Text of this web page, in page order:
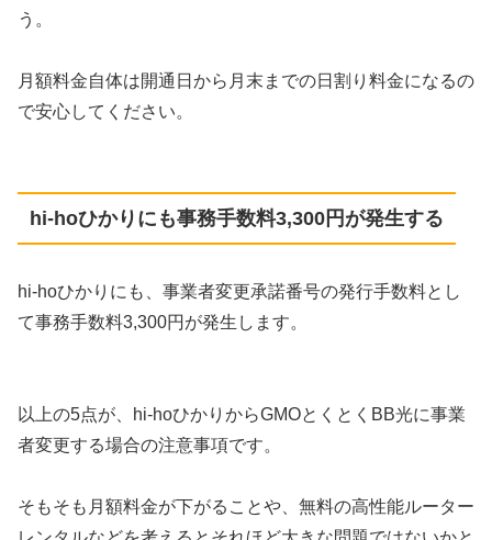
う。
月額料金自体は開通日から月末までの日割り料金になるの
で安心してください。
hi-hoひかりにも事務手数料3,300円が発生する
hi-hoひかりにも、事業者変更承諾番号の発行手数料とし
て事務手数料3,300円が発生します。
以上の5点が、hi-hoひかりからGMOとくとくBB光に事業
者変更する場合の注意事項です。
そもそも月額料金が下がることや、無料の高性能ルーター